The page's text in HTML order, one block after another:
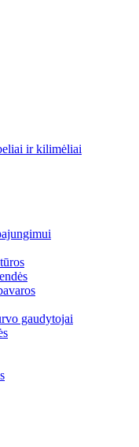
ir kilimėliai
gaudytojai